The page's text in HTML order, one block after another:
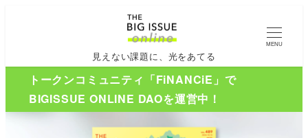
見えない課題に、光をあてる
MENU
トークンコミュニティ「FiNANCiE」で
BIGISSUE ONLINE DAOを運営中！